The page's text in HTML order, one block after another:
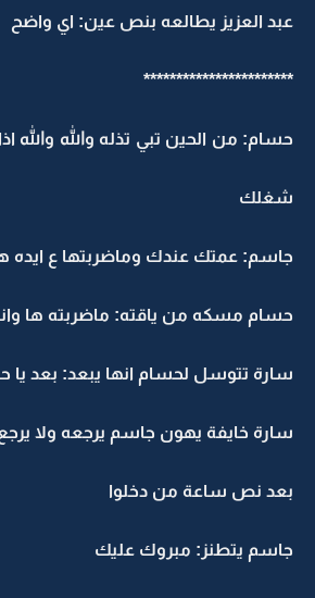
عبد العزيز يطالعه بنص عين: اي واضح
***********************
حسام: من الحين تبي تذله والله والله
شغلك
جاسم: عمتك عندك وماضربتها ع ايده
حسام مسكه من ياقته: ماضربته ها
سارة تتوسل لحسام انها يبعد: بعد يا
سارة خايفة يهون جاسم يرجعه ولا يرجع
بعد نص ساعة من دخلوا
جاسم يتطنز: مبروك عليك